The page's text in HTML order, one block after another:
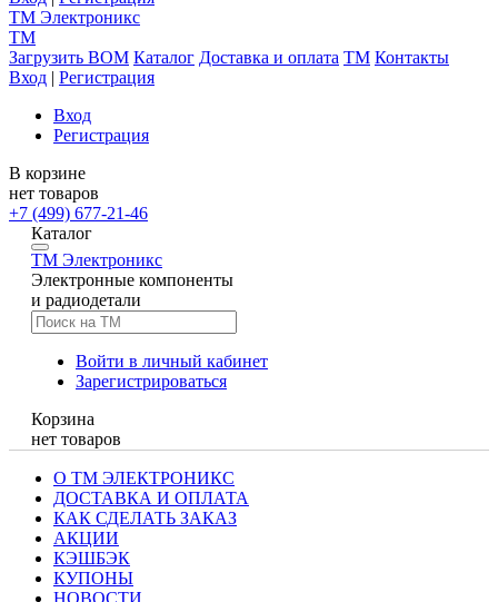
TM Электроникс
TM
Загрузить BOM Каталог Доставка и оплата TM Контакты
Вход | Регистрация
Вход
Регистрация
В корзине
нет товаров
+7 (499) 677-21-46
Каталог
TM Электроникс
Электронные компоненты
и радиодетали
Войти в личный кабинет
Зарегистрироваться
Корзина
нет товаров
О ТМ ЭЛЕКТРОНИКС
ДОСТАВКА И ОПЛАТА
КАК СДЕЛАТЬ ЗАКАЗ
АКЦИИ
КЭШБЭК
КУПОНЫ
НОВОСТИ